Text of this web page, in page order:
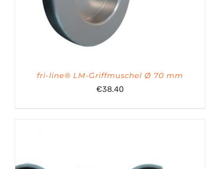
fri-line® LM-Griffmuschel Ø 70 mm
€38.40